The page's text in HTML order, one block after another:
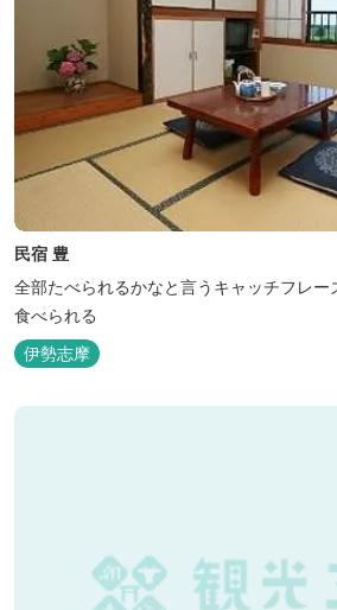
民宿 豊
全部たべられるかなと言うキャッチフレ
食べられる
伊勢志摩